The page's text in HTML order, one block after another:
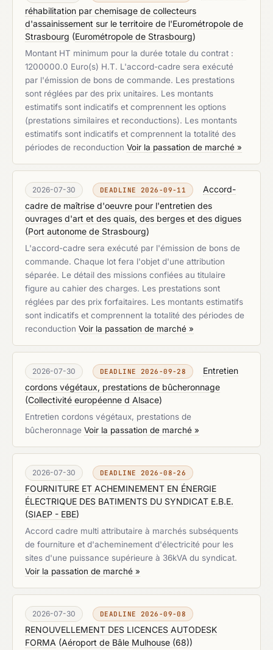
réhabilitation par chemisage de collecteurs
d'assainissement sur le territoire de l'Eurométropole de
Strasbourg (Eurométropole de Strasbourg)
Montant HT minimum pour la durée totale du contrat :
1200000.0 Euro(s) H.T. L'accord-cadre sera exécuté
par l'émission de bons de commande. Les prestations
sont réglées par des prix unitaires. Les montants
estimatifs sont indicatifs et comprennent les options
(prestations similaires et reconductions). Les montants
estimatifs sont indicatifs et comprennent la totalité des
périodes de reconduction Voir la passation de marché »
2026-07-30 DEADLINE 2026-09-11
Accord-
cadre de maîtrise d'oeuvre pour l'entretien des
ouvrages d'art et des quais, des berges et des digues
(Port autonome de Strasbourg)
L'accord-cadre sera exécuté par l'émission de bons de
commande. Chaque lot fera l'objet d'une attribution
séparée. Le détail des missions confiées au titulaire
figure au cahier des charges. Les prestations sont
réglées par des prix forfaitaires. Les montants estimatifs
sont indicatifs et comprennent la totalité des périodes de
reconduction Voir la passation de marché »
2026-07-30 DEADLINE 2026-09-28
Entretien
cordons végétaux, prestations de bûcheronnage
(Collectivité européenne d Alsace)
Entretien cordons végétaux, prestations de
bûcheronnage Voir la passation de marché »
2026-07-30 DEADLINE 2026-08-26
FOURNITURE ET ACHEMINEMENT EN ÉNERGIE
ÉLECTRIQUE DES BATIMENTS DU SYNDICAT E.B.E.
(SIAEP - EBE)
Accord cadre multi attributaire à marchés subséquents
de fourniture et d'acheminement d'électricité pour les
sites d'une puissance supérieure à 36kVA du syndicat.
Voir la passation de marché »
2026-07-30 DEADLINE 2026-09-08
RENOUVELLEMENT DES LICENCES AUTODESK
FORMA (Aéroport de Bâle Mulhouse (68))